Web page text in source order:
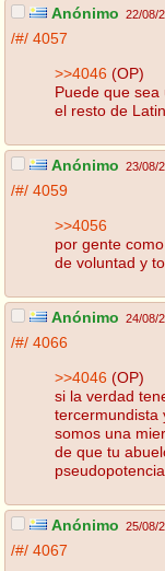
Anónimo 22/08/
/#/ 4057
>>4046 (OP)
Puede que
el resto de
Anónimo 23/08/
/#/ 4059
>>4056
por gente
de voluntad y
Anónimo 24/08/
/#/ 4066
>>4046 (OP)
si la verdad
tercermundista
somos una
de que tu
Anónimo 25/08/
/#/ 4067